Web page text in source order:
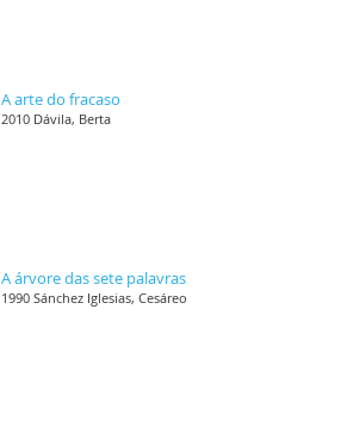
A arte do fracaso
2010 Dávila, Berta
A árvore das sete palavras
1990 Sánchez Iglesias, Cesáreo